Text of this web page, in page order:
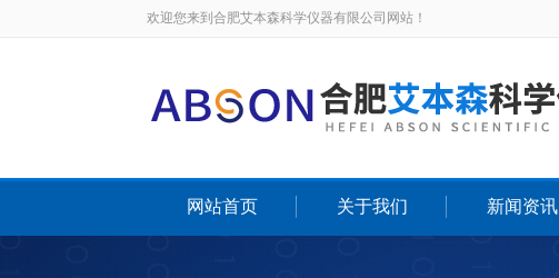
欢迎您来到合肥艾本森科学仪器有限公司网站！
网站首页 关于我们 新闻资讯